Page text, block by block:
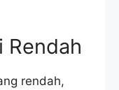
Rendah
rendah,